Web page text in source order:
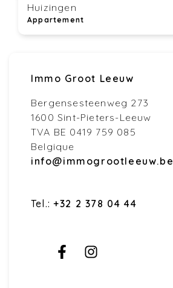
Huizingen
Appartement
Immo Groot Leeuw
Bergensesteenweg 273
1600 Sint-Pieters-Leeuw
TVA BE 0419 759 085
Belgique
info@immogrootleeuw.be
Tel.: +32 2 378 04 44